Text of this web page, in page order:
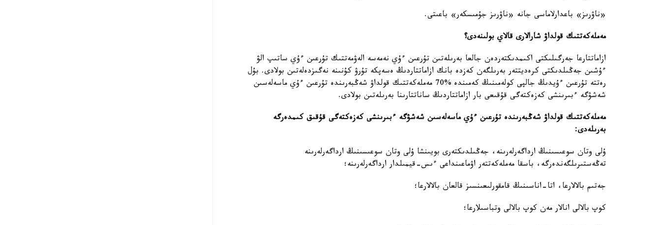
«ناۋرىز» باعدارلاماسى جانە «ناۋرىز جۇمىسكەر» باعىتى.
مەملەكەتتىك قولداۋ شارالارى قالاي بولىنەدى؟
ازاماتتارعا جەرگىلىكتى اكىمدىكتەردەن جالعا بەرىلەتىن تۇرعىن ءۇي نەمەسە الەۋمەتتىك تۇرعىن ءۇي ساتىپ الۋ
ءۇشىن جەڭىلدىكتى كرەديتتەر بەرىلگەن كەزدە بانك ازاماتتاردىڭ ەسەپكە تۇرۋ كۇنىنە نەگىزدەلەتىن بولادى. بۇل
رەتتە تۇرعىن ءۇيدىڭ جالپى كولەمىنىڭ كەمىندە %70 مەملەكەتتىك قولداۋ شەڭبەرىندە تۇرعىن ءۇي ماسەلەسىن
شەشۋگە ءبىرىنشى كەزەكتەگى قۇقىعى بار ازاماتتاردىڭ ساناتتارىنا بەرىلەتىن بولادى.
مەملەكەتتىك قولداۋ شەڭبەرىندە تۇرعىن ءۇي ماسەلەسىن شەشۋگە ءبىرىنشى كەزەكتەگى قۇقىق كىمدەرگە
بەرىلەدى:
ۇلى وتان سوعىسىنىڭ ارداگەرلەرىنە، جەڭىلدىكتەرى بويىنشا ۇلى وتان سوعىسىنىڭ ارداگەرلەرىنە
تەڭەستىرىلگەندەرگە، باسقا مەملەكەتتەر اۋماعىنداعى ءىس-قيمىلدار ارداگەرلەرىنە؛
جەتىم بالالارعا، اتا-اناسىنىڭ قامقورلىعىنسىز قالعان بالالارعا؛
كوپ بالالى انالار مەن كوپ بالالى وتباسىلارعا؛